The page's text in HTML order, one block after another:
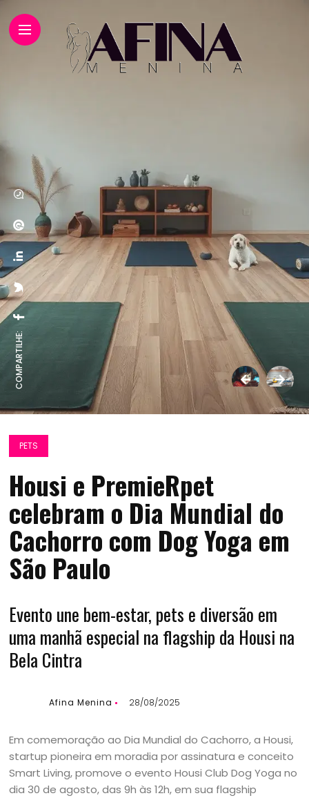
COMPARTILHE:
PETS
Housi e PremieRpet
celebram o Dia Mundial do
Cachorro com Dog Yoga em
São Paulo
Evento une bem-estar, pets e diversão em
uma manhã especial na flagship da Housi na
Bela Cintra
Afina Menina 28/08/2025
Em comemoração ao Dia Mundial do Cachorro, a Housi,
startup pioneira em moradia por assinatura e conceito
Smart Living, promove o evento Housi Club Dog Yoga no
dia 30 de agosto, das 9h às 12h, em sua flagship